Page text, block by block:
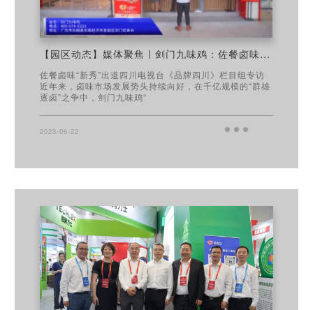
【园区动态】媒体聚焦 | 剑门九味鸡：佐餐卤味“新秀”出道
佐餐卤味“新秀”出道四川电视台《品牌四川》栏目组专访
近年来，卤味市场发展势头持续向好，在千亿规模的“群雄
逐卤”之争中，剑门九味鸡“
2023-06-22